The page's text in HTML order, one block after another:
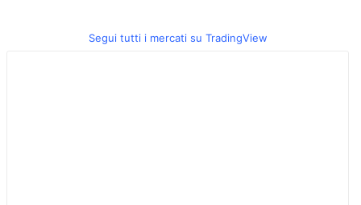
Segui tutti i mercati su TradingView